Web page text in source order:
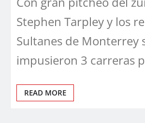
Stephen Tarpley y los
Sultanes de Monterrey
impusieron 3 carreras
READ MORE